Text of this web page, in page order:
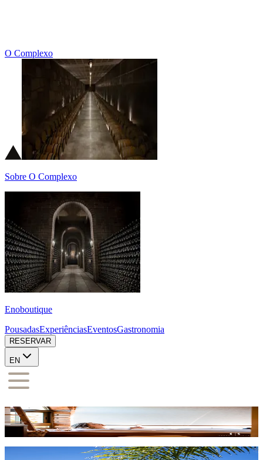
O Complexo
Sobre O Complexo
Enoboutique
PousadasExperiênciasEventosGastronomia
RESERVAR
EN
nossas pousadas
Reserve
Reservar